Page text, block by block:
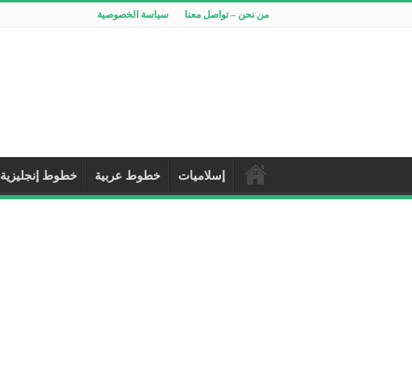
من نحن – تواصل معنا سياسة الخصوصية
إسلاميات خطوط عربية خطوط إنجليزية